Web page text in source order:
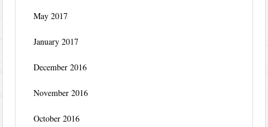
May 2017
January 2017
December 2016
November 2016
October 2016